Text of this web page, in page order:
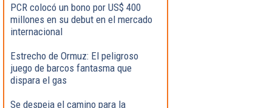
PCR colocó un bono por US$ 400
millones en su debut en el mercado
internacional
Estrecho de Ormuz: El peligroso
juego de barcos fantasma que
dispara el gas
Se despeja el camino para la